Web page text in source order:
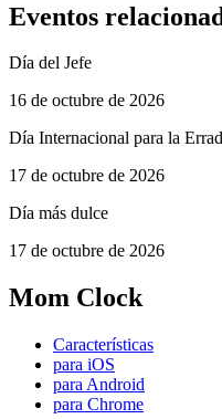
Eventos
Día del Jefe
16 de octubre de 2026
Día Internacional para la
17 de octubre de 2026
Día más dulce
17 de octubre de 2026
Mom Clock
Características
para iOS
para Android
para Chrome